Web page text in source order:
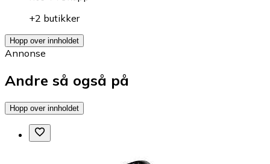
+2 butikker
Hopp over innholdet
Annonse
Andre så også på
Hopp over innholdet